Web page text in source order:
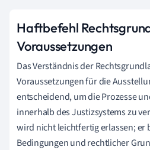
Haftbefehl
Voraussetzungen
Das Verständnis der
Voraussetzungen für die
entscheidend, um die Prozesse
innerhalb des Justizsystems zu
wird nicht leichtfertig erlassen; er
Bedingungen und rechtlicher